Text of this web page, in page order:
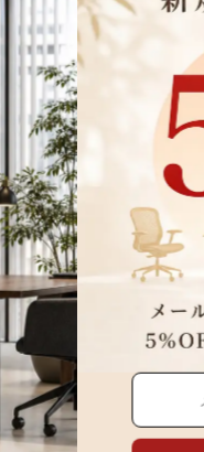
物入れなどを使用すること
が可能になります。
テムを使用することで、作
す。スキャナーやデジタル